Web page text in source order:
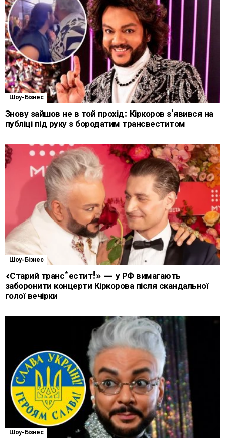
Шоу-Бізнес
Знову зайшов не в той прохід: Кіркоров з’явився на
публіці під руку з бородатим трансвеститом
Шоу-Бізнес
«Старий транс*естит!» — у РФ вимагають
заборонити концерти Кіркорова після скандальної
голої вечірки
Шоу-Бізнес